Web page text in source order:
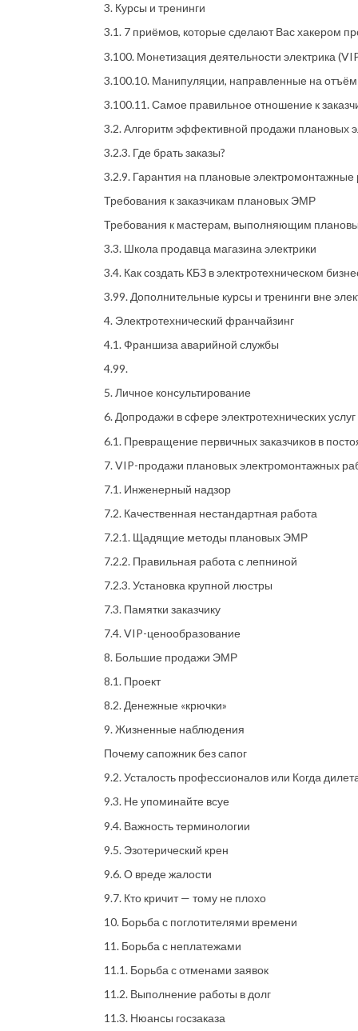
3. Курсы и тренинги
3.1. 7 приёмов, которые сделают Вас хакером
3.100. Монетизация деятельности электрика
3.100.10. Манипуляции, направленные на отъём
3.100.11. Самое правильное отношение к
3.2. Алгоритм эффективной продажи плановых
3.2.3. Где брать заказы?
3.2.9. Гарантия на плановые
Требования к заказчикам плановых ЭМР
Требования к мастерам, выполняющим
3.3. Школа продавца магазина электрики
3.4. Как создать КБЗ в электротехническом
3.99. Дополнительные курсы и тренинги вне
4. Электротехнический франчайзинг
4.1. Франшиза аварийной службы
4.99.
5. Личное консультирование
6. Допродажи в сфере электротехнических услуг
6.1. Превращение первичных заказчиков в
7. VIP-продажи плановых электромонтажных
7.1. Инженерный надзор
7.2. Качественная нестандартная работа
7.2.1. Щадящие методы плановых ЭМР
7.2.2. Правильная работа с лепниной
7.2.3. Установка крупной люстры
7.3. Памятки заказчику
7.4. VIP-ценообразование
8. Большие продажи ЭМР
8.1. Проект
8.2. Денежные «крючки»
9. Жизненные наблюдения
Почему сапожник без сапог
9.2. Усталость профессионалов или Когда
9.3. Не упоминайте всуе
9.4. Важность терминологии
9.5. Эзотерический крен
9.6. О вреде жалости
9.7. Кто кричит — тому не плохо
10. Борьба с поглотителями времени
11. Борьба с неплатежами
11.1. Борьба с отменами заявок
11.2. Выполнение работы в долг
11.3. Нюансы госзаказа